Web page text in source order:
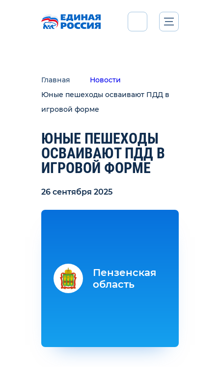
Главная
Новости
Юные пешеходы осваивают ПДД в
игровой форме
ЮНЫЕ ПЕШЕХОДЫ
ОСВАИВАЮТ ПДД В
ИГРОВОЙ ФОРМЕ
26 сентября 2025
Пензенская
область